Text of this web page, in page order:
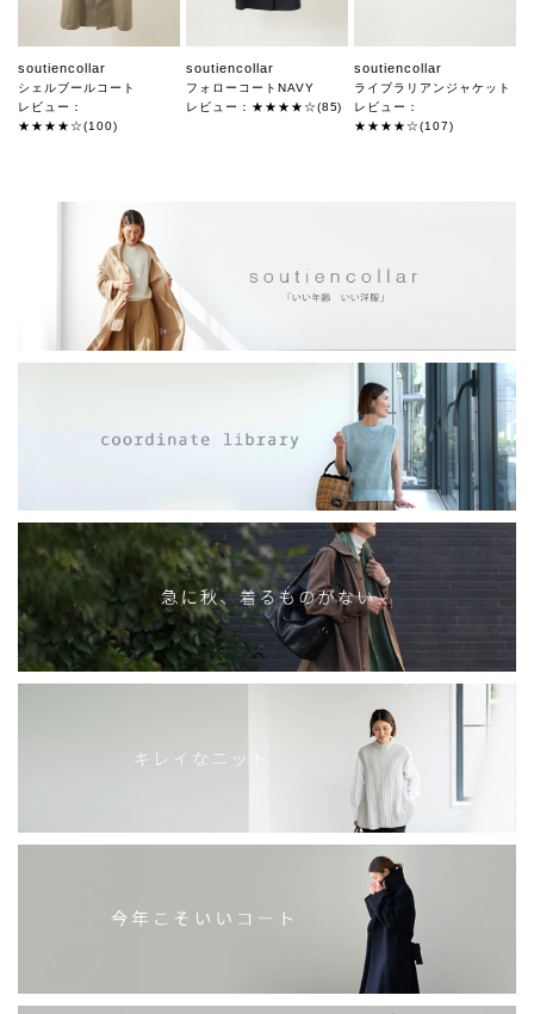
soutiencollar
シェルブールコート
レビュー：
★★★★☆(100)
soutiencollar
フォローコートNAVY
レビュー：★★★★☆(85)
soutiencollar
ライブラリアンジャケット
レビュー：
★★★★☆(107)